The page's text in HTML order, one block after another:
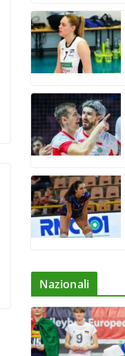
Nazionali